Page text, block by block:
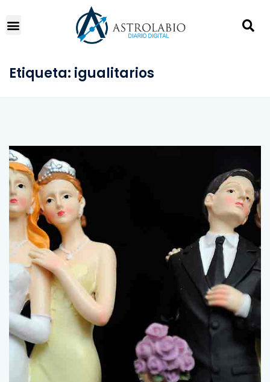
Etiqueta: igualitarios